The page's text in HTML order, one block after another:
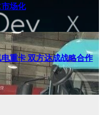
市场化
重卡 双方达成战略合作